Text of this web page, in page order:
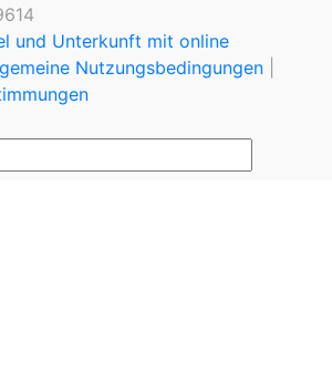
und Unterkunft mit online
Nutzungsbedingungen